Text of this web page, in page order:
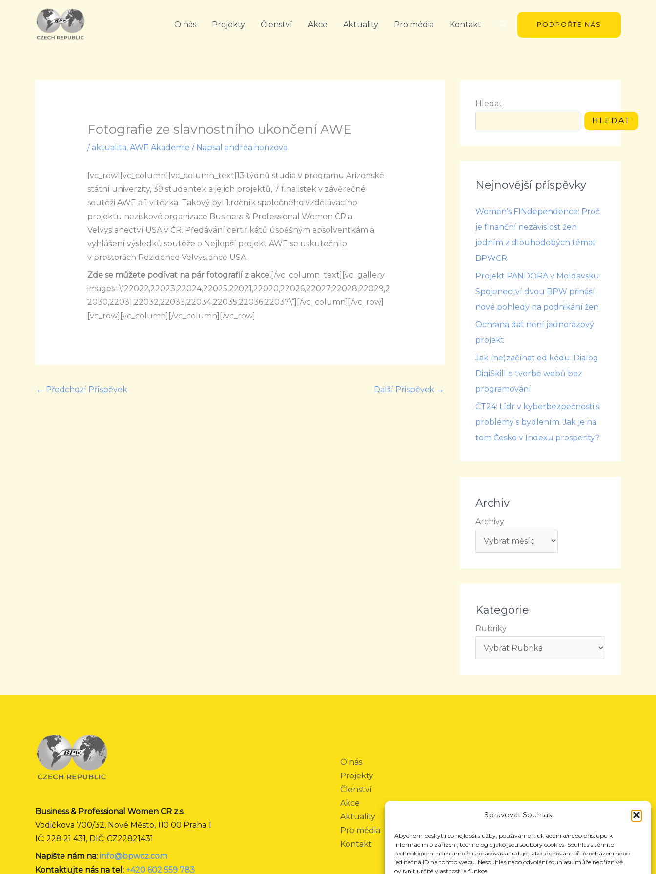
Spravovat Souhlas
Abychom poskytli co nejlepší služby, používáme k ukládání a/nebo přístupu k
informacím o zařízení, technologie jako jsou soubory cookies. Souhlas s těmito
technologiemi nám umožní zpracovávat údaje, jako je chování při procházení nebo
jedinečná ID na tomto webu. Nesouhlas nebo odvolání souhlasu může nepříznivě
ovlivnit určité vlastnosti a funkce.
O nás Projekty Členství Akce Aktuality Pro média Kontakt Hledat PODPOŘTE NÁS
Fotografie ze slavnostního ukončení AWE
/ aktualita, AWE Akademie / Napsal andrea.honzova
[vc_row][vc_column][vc_column_text]13 týdnů studia v programu Arizonské
státní univerzity, 39 studentek a jejich projektů, 7 finalistek v závěrečné
soutěži AWE a 1 vítězka. Takový byl 1.ročník společného vzdělávacího
projektu neziskové organizace Business & Professional Women CR a
Velvyslanectví USA v ČR. Předávání certifikátů úspěšným absolventkám a
vyhlášení výsledků soutěže o Nejlepší projekt AWE se uskutečnilo
v prostorách Rezidence Velvyslance USA.
Zde se můžete podívat na pár fotografií z akce.[/vc_column_text][vc_gallery
images=\“22022,22023,22024,22025,22021,22020,22026,22027,22028,22029,2
2030,22031,22032,22033,22034,22035,22036,22037\“][/vc_column][/vc_row]
[vc_row][vc_column][/vc_column][/vc_row]
← Předchozí Příspěvek Další Příspěvek →
Hledat
HLEDAT
Nejnovější příspěvky
Women’s FINdependence: Proč
je finanční nezávislost žen
jedním z dlouhodobých témat
BPWCR
Projekt PANDORA v Moldavsku:
Spojenectví dvou BPW přináší
nové pohledy na podnikání žen
Ochrana dat není jednorázový
projekt
Jak (ne)začínat od kódu: Dialog
DigiSkill o tvorbě webů bez
programování
ČT24: Lídr v kyberbezpečnosti s
problémy s bydlením. Jak je na
tom Česko v Indexu prosperity?
Archiv
Archivy
Kategorie
Rubriky
Business & Professional Women CR z.s.
Vodičkova 700/32, Nové Město, 110 00 Praha 1
IČ: 228 21 431, DIČ: CZ22821431
Napište nám na: info@bpwcz.com
Kontaktujte nás na tel: +420 602 559 783
O nás
Projekty
Členství
Akce
Aktuality
Pro média
Kontakt